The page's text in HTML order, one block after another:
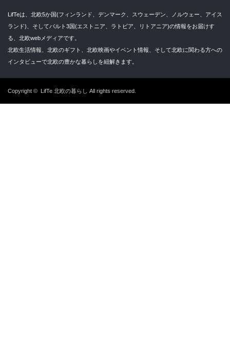
LifTeは、北欧5か国(フィンランド、デンマーク、スウェーデン、ノルウェー、アイス
ランド)、そしてバルト3国(エストニア、ラトビア、リトアニア)の情報をお届けす
る、北欧webメディアです。
北欧生活情報、北欧のギフト、北欧映画やイベント情報、そして北欧に関わる方への
インタビューで北欧の豊かな暮らしを紐解きます。
Copyright © LifTe 北欧の暮らし All rights reserved.